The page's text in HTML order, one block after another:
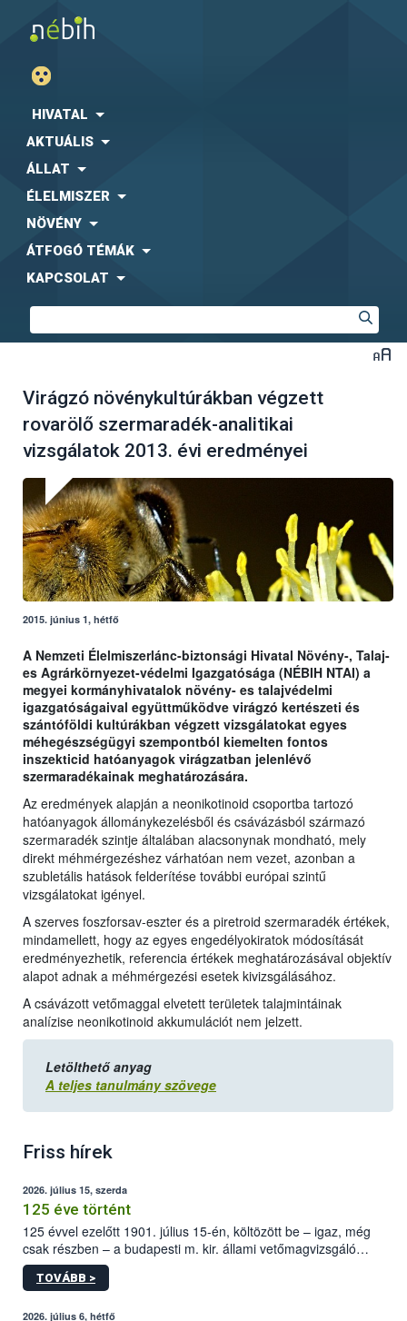
HIVATAL
AKTUÁLIS
ÁLLAT
ÉLELMISZER
NÖVÉNY
ÁTFOGÓ TÉMÁK
KAPCSOLAT
Virágzó növénykultúrákban végzett
rovarölő szermaradék-analitikai
vizsgálatok 2013. évi eredményei
2015. június 1, hétfő
A Nemzeti Élelmiszerlánc-biztonsági Hivatal Növény-, Talaj-
es Agrárkörnyezet-védelmi Igazgatósága (NÉBIH NTAI) a
megyei kormányhivatalok növény- es talajvédelmi
igazgatóságaival együttműködve virágzó kertészeti és
szántóföldi kultúrákban végzett vizsgálatokat egyes
méhegészségügyi szempontból kiemelten fontos
inszekticid hatóanyagok virágzatban jelenlévő
szermaradékainak meghatározására.
Az eredmények alapján a neonikotinoid csoportba tartozó
hatóanyagok állománykezelésből és csávázásból származó
szermaradék szintje általában alacsonynak mondható, mely
direkt méhmérgezéshez várhatóan nem vezet, azonban a
szubletális hatások felderítése további európai szintű
vizsgálatokat igényel.
A szerves foszforsav-eszter és a piretroid szermaradék értékek,
mindamellett, hogy az egyes engedélyokiratok módosítását
eredményezhetik, referencia értékek meghatározásával objektív
alapot adnak a méhmérgezési esetek kivizsgálásához.
A csávázott vetőmaggal elvetett területek talajmintáinak
analízise neonikotinoid akkumulációt nem jelzett.
Letölthető anyag
A teljes tanulmány szövege
Friss hírek
2026. július 15, szerda
125 éve történt
125 évvel ezelőtt 1901. július 15-én, költözött be – igaz, még
csak részben – a budapesti m. kir. állami vetőmagvizsgáló
állomás a Kis Rókus utca 15. szám alatti, Czigler Győző által
tervezett új épületébe.
TOVÁBB >
2026. július 6, hétfő